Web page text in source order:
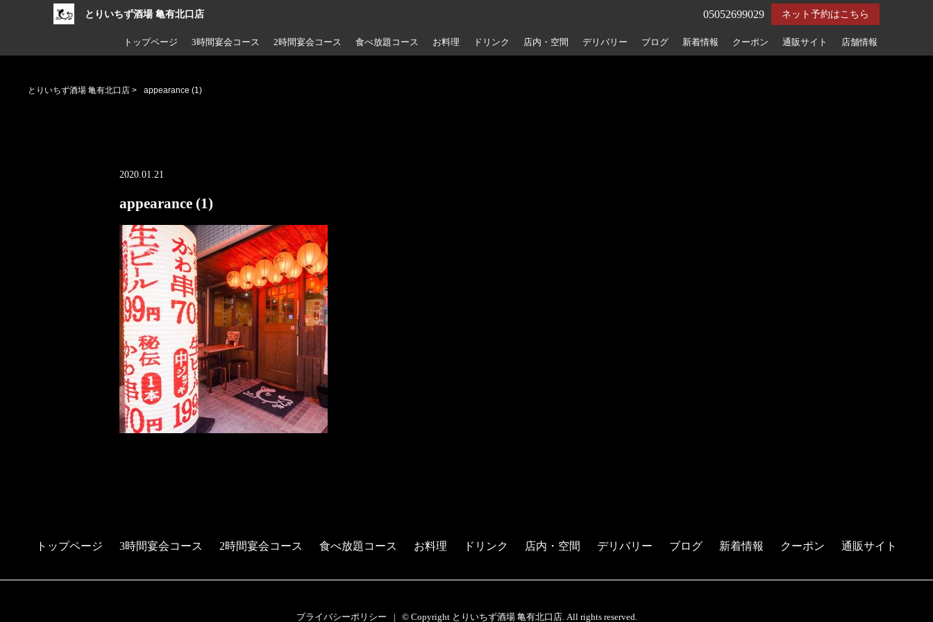
とりいちず酒場 亀有北口店 ネット予約はこちら
05052699029
トップページ 3時間宴会コース 2時間宴会コース 食べ放題コース お料理 ドリンク 店内・空間 デリバリー ブログ 新着情報 クーポン 通販サイト 店舗情報
とりいちず酒場 亀有北口店 > appearance (1)
2020.01.21
appearance (1)
トップページ 3時間宴会コース 2時間宴会コース 食べ放題コース お料理 ドリンク 店内・空間 デリバリー ブログ 新着情報 クーポン 通販サイト
プライバシーポリシー © Copyright とりいちず酒場 亀有北口店. All rights reserved.